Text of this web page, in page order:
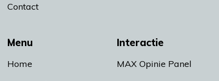
Menu
Home
Interactie
MAX Opinie Panel
Contact